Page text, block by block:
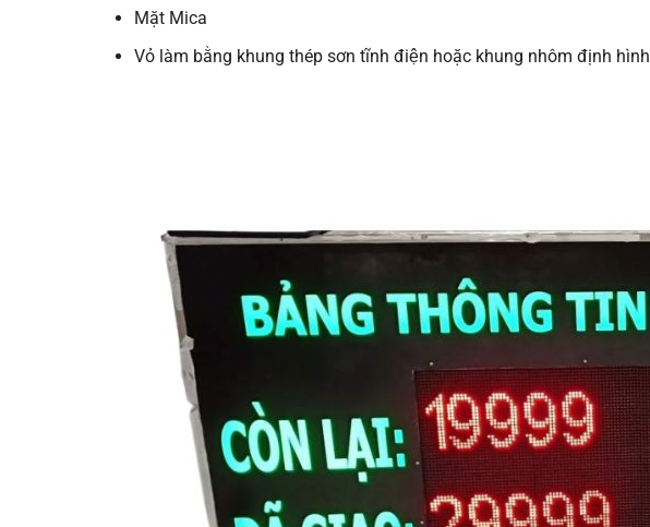
Mặt Mica
Vỏ làm bằng khung thép sơn tĩnh điện hoặc khung nhôm định hình